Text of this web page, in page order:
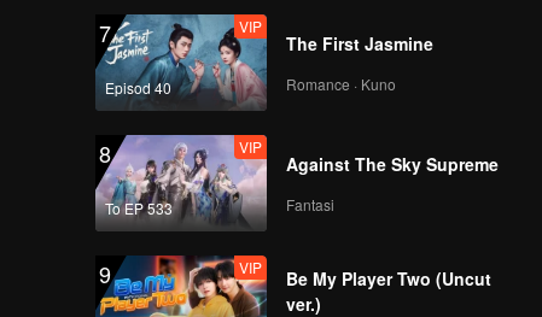
7
Episod 40
VIP
The First Jasmine
Romance · Kuno
8
To EP 533
VIP
Against The Sky Supreme
Fantasi
9 VIP
Be My Player Two (Uncut
ver.)